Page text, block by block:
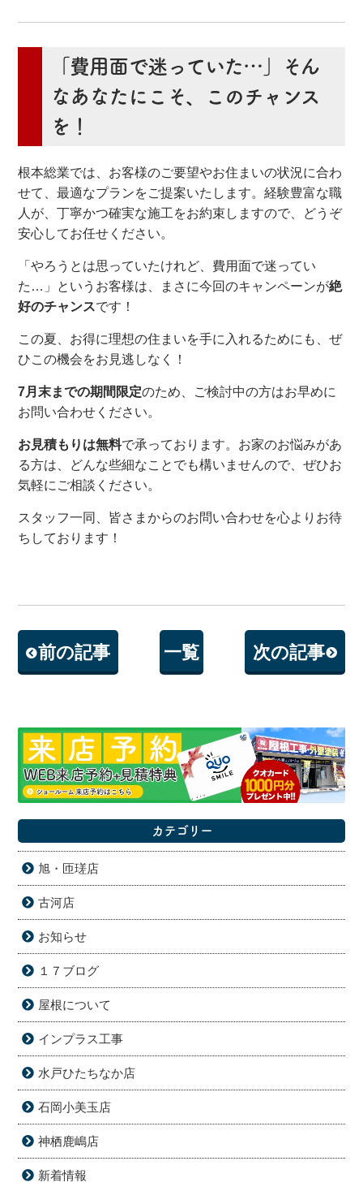
「費用面で迷っていた…」そん
なあなたにこそ、このチャンス
を！
根本総業では、お客様のご要望やお住まいの状況に合わ
せて、最適なプランをご提案いたします。経験豊富な職
人が、丁寧かつ確実な施工をお約束しますので、どうぞ
安心してお任せください。
「やろうとは思っていたけれど、費用面で迷ってい
た…」というお客様は、まさに今回のキャンペーンが絶
好のチャンスです！
この夏、お得に理想の住まいを手に入れるためにも、ぜ
ひこの機会をお見逃しなく！
7月末までの期間限定のため、ご検討中の方はお早めに
お問い合わせください。
お見積もりは無料で承っております。お家のお悩みがあ
る方は、どんな些細なことでも構いませんので、ぜひお
気軽にご相談ください。
スタッフ一同、皆さまからのお問い合わせを心よりお待
ちしております！
前の記事 一覧 次の記事
カテゴリー
旭・匝瑳店
古河店
お知らせ
１７ブログ
屋根について
インプラス工事
水戸ひたちなか店
石岡小美玉店
神栖鹿嶋店
新着情報